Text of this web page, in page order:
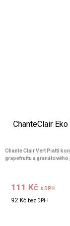
ChanteClair
Chante Clair Vert Piatti
grapefruitu a granátového
111 Kč s DPH
92 Kč bez DPH